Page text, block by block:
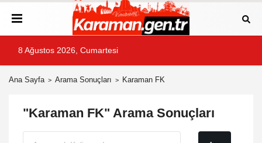
8 Ağustos 2026, Cumartesi
Ana Sayfa Arama Sonuçları Karaman FK
"Karaman FK" Arama Sonuçları